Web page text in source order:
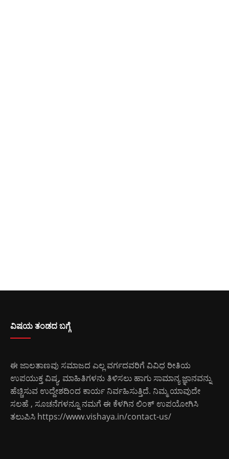
ವಿಷಯ ತಂಡದ ಬಗ್ಗೆ
ಈ ಜಾಲತಾಣವು ಸಮಾಜದ ಎಲ್ಲ ವರ್ಗದವರಿಗೆ ವಿವಿಧ ರೀತಿಯ
ಉಪಯುಕ್ತ ವಿಷ್ಯ, ಮಾಹಿತಿಗಳನು ತಿಳಿಸಲು ಹಾಗು ಸಾಮಾನ್ಯ ಜ್ಞಾನವನ್ನು
ಹೆಚ್ಚಿಸುವ ಉದ್ದೇಶದಿಂದ ಕಾರ್ಯ ನಿರ್ವಹಿಸುತ್ತಿದೆ. ನಿಮ್ಮ ಯಾವುದೇ
ಸಲಹೆ , ಸೂಚನೆಗಳನ್ನೂ ನಮಗೆ ಈ ಕೆಳಗಿನ ಲಿಂಕ್ ಉಪಯೋಗಿಸಿ
ತಲುಪಿಸಿ https://www.vishaya.in/contact-us/